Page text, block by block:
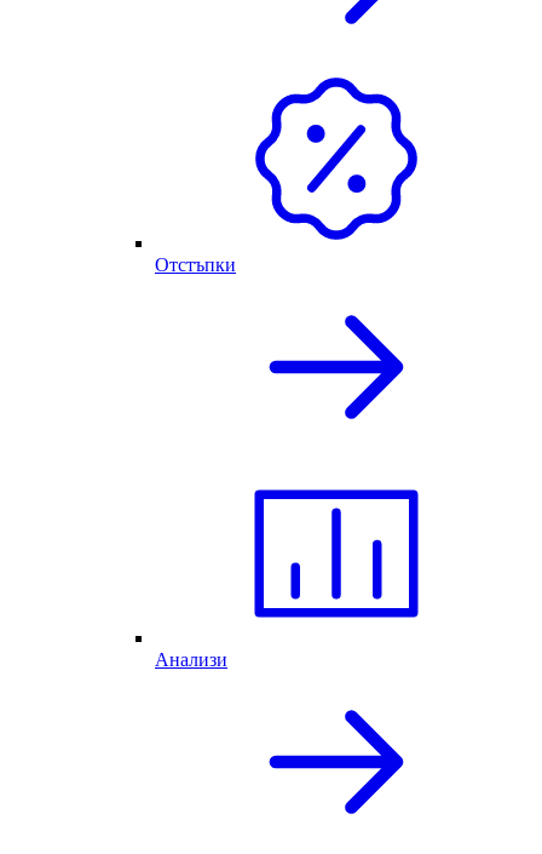
Отстъпки
Анализи